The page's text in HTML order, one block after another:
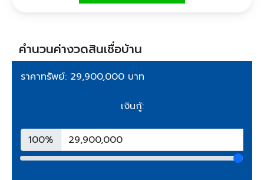
คำนวนค่างวดสินเชื่อบ้าน
ราคาทรัพย์: 29,900,000 บาท
เงินกู้:
100%